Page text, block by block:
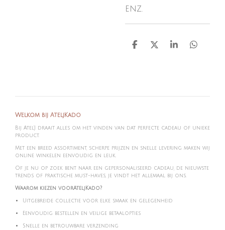
enz.
D
D
S
D
Welkom bij AteljKado
Bij Atel'J draait alles om het vinden van dat perfecte cadeau of unieke
product.
Met een breed assortiment, scherpe prijzen en snelle levering maken wij
online winkelen eenvoudig en leuk.
Of je nu op zoek bent naar een gepersonaliseerd cadeau, de nieuwste
trends of praktische must-haves, je vindt het allemaal bij ons.
Waarom kiezen voorAteljKado?
Uitgebreide collectie voor elke smaak en gelegenheid
Eenvoudig bestellen en veilige betaalopties
Snelle en betrouwbare verzending